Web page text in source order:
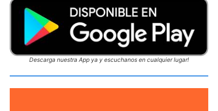
Descarga nuestra App ya y escuchanos en cualquier lugar!